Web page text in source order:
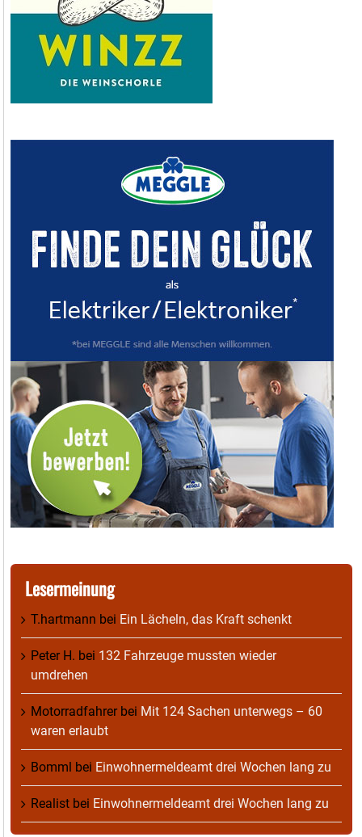
Lesermeinung
T.hartmann bei Ein Lächeln, das Kraft schenkt
Peter H. bei 132 Fahrzeuge mussten wieder
umdrehen
Motorradfahrerbei Mit 124 Sachen unterwegs – 60
waren erlaubt
Bomml bei Einwohnermeldeamt drei Wochen lang zu
Realist bei Einwohnermeldeamt drei Wochen lang zu